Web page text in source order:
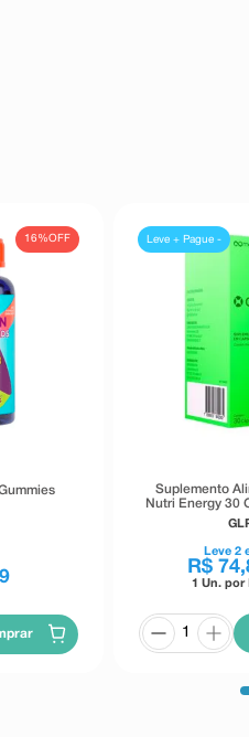
16%OFF Leve + Pague -
Suplemento
Nutri Energy 30
Leve 2
R$ 74,
1 Un. por